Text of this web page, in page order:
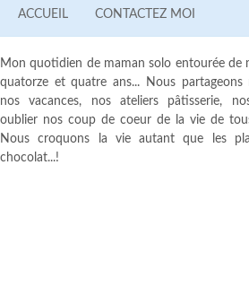
ACCUEIL CONTACTEZ MOI
Mon quotidien de maman solo entourée de
quatorze et quatre ans... Nous partageons
nos vacances, nos ateliers pâtisserie,
oublier nos coup de coeur de la vie de
Nous croquons la vie autant que les
chocolat...!